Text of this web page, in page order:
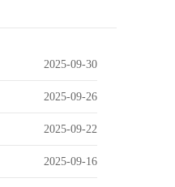
2025-09-30
2025-09-26
2025-09-22
2025-09-16